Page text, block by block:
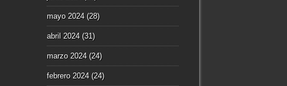
mayo 2024(28)
abril 2024(31)
marzo 2024(24)
febrero 2024(24)